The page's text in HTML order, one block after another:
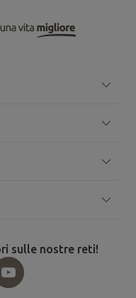
sulle nostre reti!